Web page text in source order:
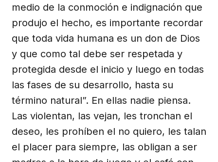
medio de la conmoción e indignación que
produjo el hecho, es importante recordar
que toda vida humana es un don de Dios
y que como tal debe ser respetada y
protegida desde el inicio y luego en todas
las fases de su desarrollo, hasta su
término natural”. En ellas nadie piensa.
Las violentan, las vejan, les tronchan el
deseo, les prohíben el no quiero, les talan
el placer para siempre, las obligan a ser